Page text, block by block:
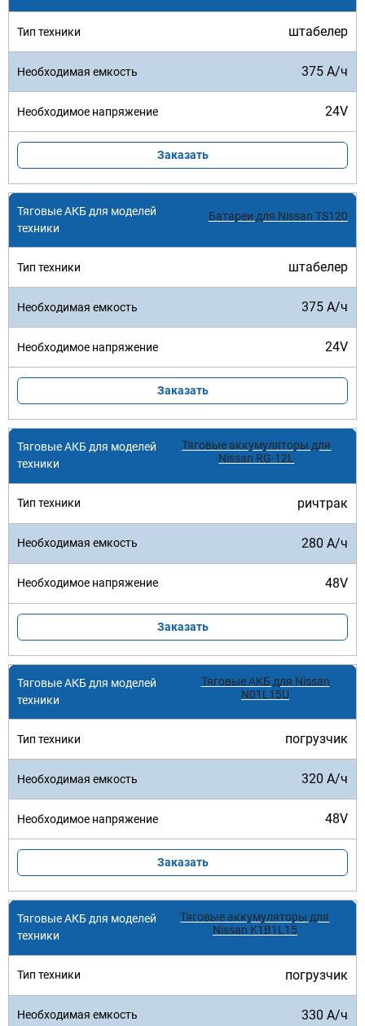
штабелер
375 А/ч
24V
Заказать
Батареи для Nissan TS120
штабелер
375 А/ч
24V
Заказать
Тяговые аккумуляторы для
Nissan RG-12L
ричтрак
280 А/ч
48V
Заказать
Тяговые АКБ для Nissan
N01L15U
погрузчик
320 А/ч
48V
Заказать
Тяговые аккумуляторы для
Nissan K1B1L15
погрузчик
330 А/ч